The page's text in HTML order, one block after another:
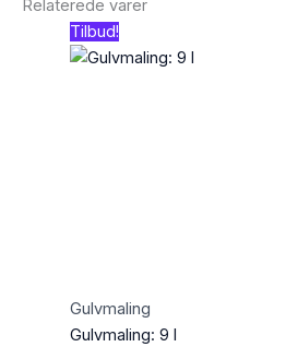
Relaterede varer
Tilbud!
Gulvmaling
Gulvmaling: 9 l